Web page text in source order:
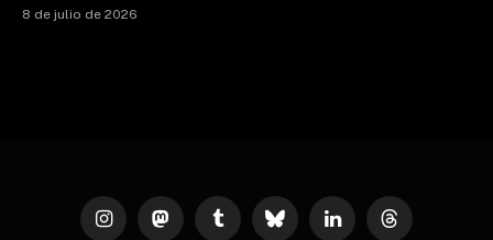
8 de julio de 2026
InstagramMastodonTumblr Bluesky LinkedInThreads